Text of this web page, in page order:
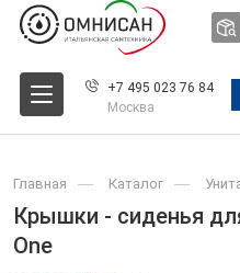
+7 495 023 76 84
Москва
Главная Каталог
Крышки - сиденья
One